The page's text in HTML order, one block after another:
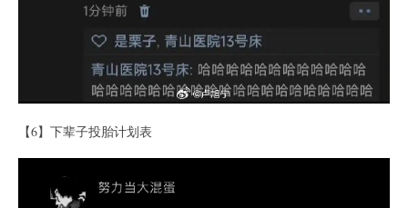
【6】下辈子投胎计划表